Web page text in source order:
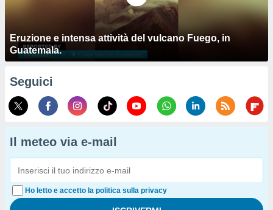
Eruzione e intensa attività del vulcano Fuego, in
Guatemala.
Seguici
Il meteo via e-mail
Ho letto e accetto la politica sulla privacy